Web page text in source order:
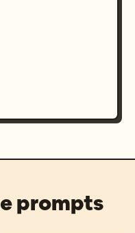
prompts